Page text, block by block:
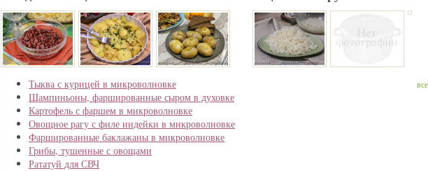
Тыква с курицей в микроволновке
Шампиньоны, фаршированные сыром в духовке
Картофель с фаршем в микроволновке
Овощное рагу с филе индейки в микроволновке
Фаршированные баклажаны в микроволновке
Грибы, тушенные с овощами
Рататуй для СВЧ